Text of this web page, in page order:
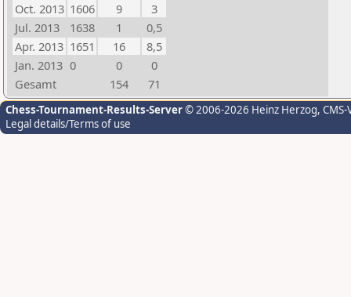
Oct. 2013 1606 9
3
Jul. 2013
1638 1
0,5
Apr. 2013 1651 16
8,5
Jan. 2013 0 0
0
Gesamt
154 71
Chess-Tournament-Results-Server© 2006-2026 Heinz Herzog,
Legal details/Terms of use